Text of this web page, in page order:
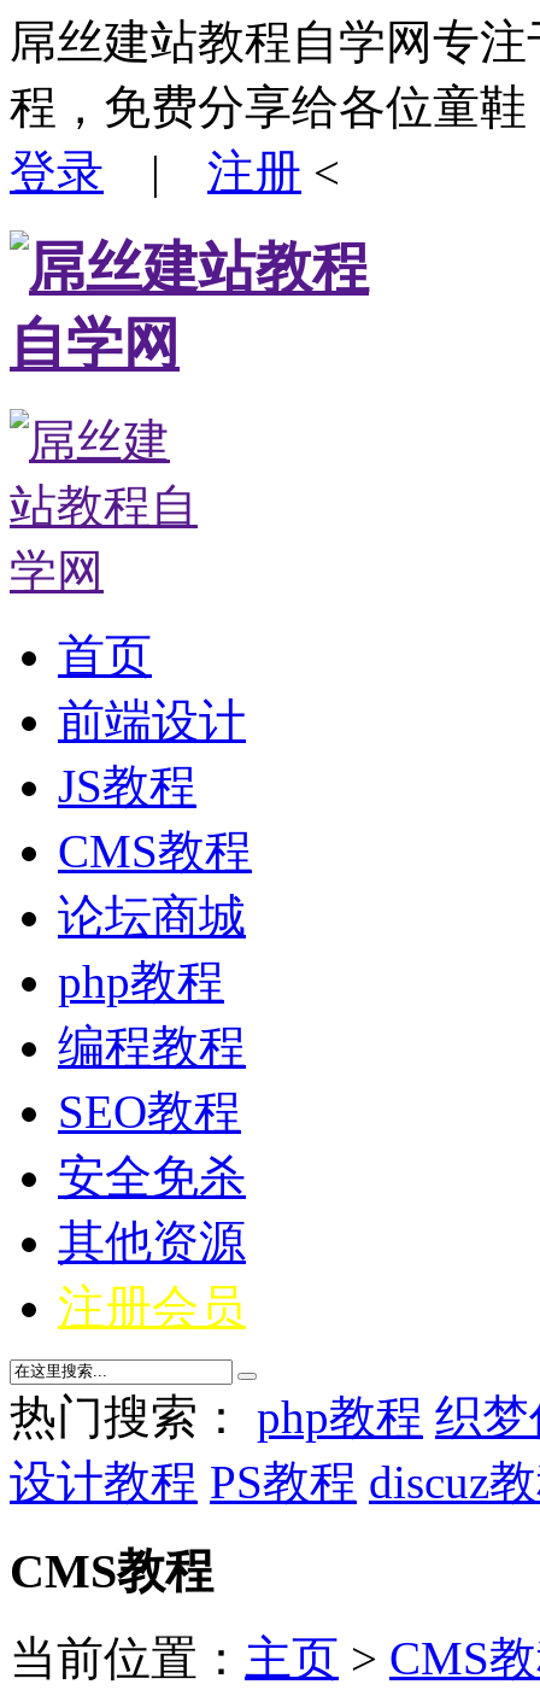
屌丝建站教程自学网专
程，免费分享给各位童
登录 | 注册 <
首页
前端设计
JS教程
CMS教程
论坛商城
php教程
编程教程
SEO教程
安全免杀
其他资源
注册会员
热门搜索： php教程 织
设计教程 PS教程 discuz
CMS教程
当前位置： 主页 > CMS